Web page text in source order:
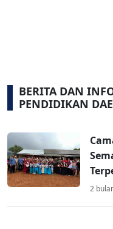
BERITA DAN
PENDIDIKAN
2